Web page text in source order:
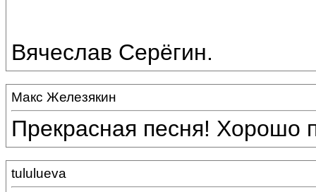
Вячеслав Серёгин.
Макс Железякин
Прекрасная песня! Хорошо
tululueva